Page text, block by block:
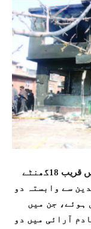
ضلع شوپیان کے کنی گام امام صاحب گاؤں میں قریب 18گھنٹے
سے وابستہ دو
ہوئے، جن میں
آرائی میں دو